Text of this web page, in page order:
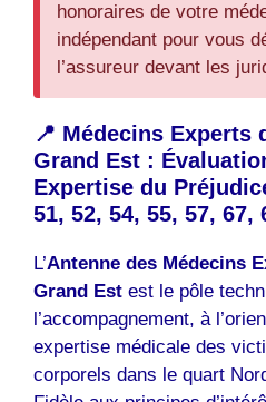
honoraires de votre
indépendant pour vous
l’assureur devant les
📍 Médecins Experts
Grand Est :
Expertise du
51, 52, 54, 55, 57, 67,
L’Antenne des Médecins
Grand Est est le pôle
l’accompagnement, à
expertise médicale des
corporels dans le quart